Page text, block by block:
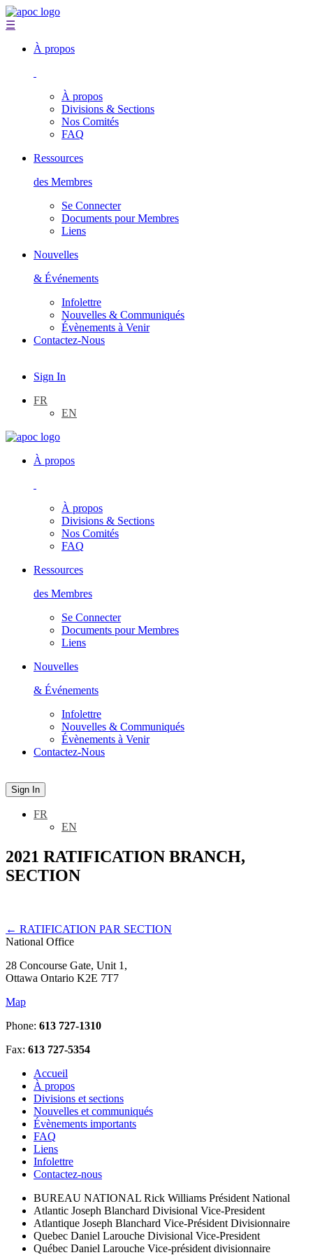
☰
À propos
À propos
Divisions & Sections
Nos Comités
FAQ
Ressources
des Membres
Se Connecter
Documents pour Membres
Liens
Nouvelles
& Événements
Infolettre
Nouvelles & Communiqués
Évènements à Venir
Contactez-Nous
Sign In
FR
EN
À propos
À propos
Divisions & Sections
Nos Comités
FAQ
Ressources
des Membres
Se Connecter
Documents pour Membres
Liens
Nouvelles
& Événements
Infolettre
Nouvelles & Communiqués
Évènements à Venir
Contactez-Nous
Sign In
FR
EN
2021 RATIFICATION BRANCH,
SECTION
← RATIFICATION PAR SECTION
National Office
28 Concourse Gate, Unit 1,
Ottawa Ontario K2E 7T7
Map
Phone: 613 727-1310
Fax: 613 727-5354
Accueil
À propos
Divisions et sections
Nouvelles et communiqués
Évènements importants
FAQ
Liens
Infolettre
Contactez-nous
BUREAU NATIONAL Rick Williams Président National
Atlantic Joseph Blanchard Divisional Vice-President
Atlantique Joseph Blanchard Vice-Président Divisionnaire
Quebec Daniel Larouche Divisional Vice-President
Québec Daniel Larouche Vice-président divisionnaire